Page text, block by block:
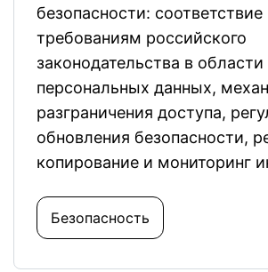
безопасности: соответствие
требованиям российского
законодательства в области
персональных данных,
разграничения доступа,
обновления безопасности,
копирование и мониторинг
Безопасность